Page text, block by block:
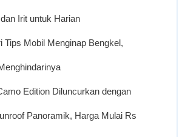
Irit untuk Harian
Tips Mobil Menginap Bengkel,
Edition Diluncurkan dengan
Panoramik, Harga Mulai Rs